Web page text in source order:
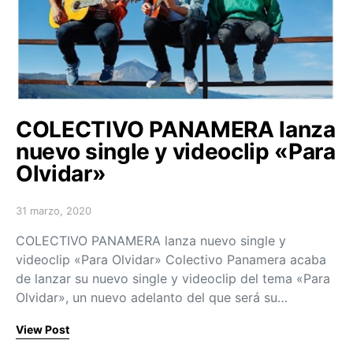
COLECTIVO PANAMERA lanza
nuevo single y videoclip «Para
Olvidar»
Posted on
31 marzo, 2020
COLECTIVO PANAMERA lanza nuevo single y
videoclip «Para Olvidar» Colectivo Panamera acaba
de lanzar su nuevo single y videoclip del tema «Para
Olvidar», un nuevo adelanto del que será su…
View Post